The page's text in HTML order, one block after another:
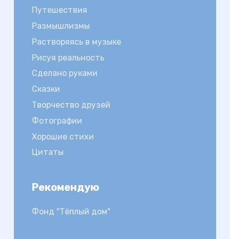
Путешествия
Размышлизмы
Растворяясь в музыке
Рисуя реальность
Сделано руками
Сказки
Творчество друзей
Фотографии
Хорошие стихи
Цитаты
Рекомендую
Фонд "Тёплый дом"